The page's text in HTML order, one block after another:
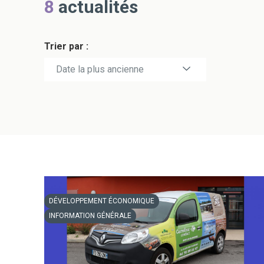
8 actualités
Trier par :
Date la plus récente
Date la plus ancienne
DÉVELOPPEMENT ÉCONOMIQUE
INFORMATION GÉNÉRALE